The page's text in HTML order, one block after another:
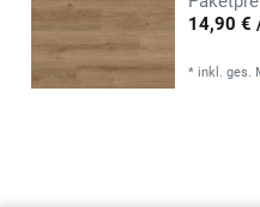
14,90 €
* inkl. ges.